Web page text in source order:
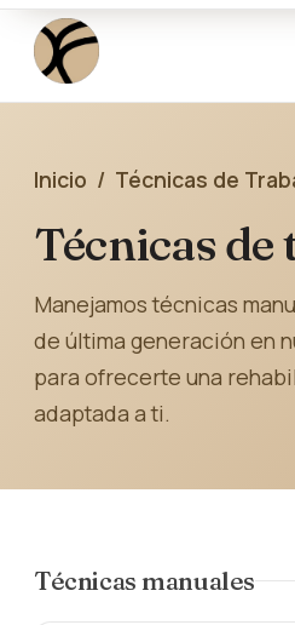
Inicio / Técnicas de
Técnicas
Manejamos técnicas
de última generación en
para ofrecerte una
adaptada a ti.
Técnicas manuales